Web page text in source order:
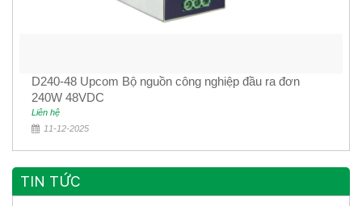
D240-48 Upcom Bộ nguồn công nghiệp đầu ra đơn
240W 48VDC
Liên hệ
11-12-2025
TIN TỨC